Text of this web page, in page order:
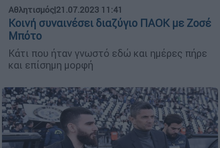
Αθλητισμός|21.07.2023 11:41
Κοινή συναινέσει διαζύγιο ΠΑΟΚ με Ζοσέ
Μπότο
Κάτι που ήταν γνωστό εδώ και ημέρες πήρε
και επίσημη μορφή